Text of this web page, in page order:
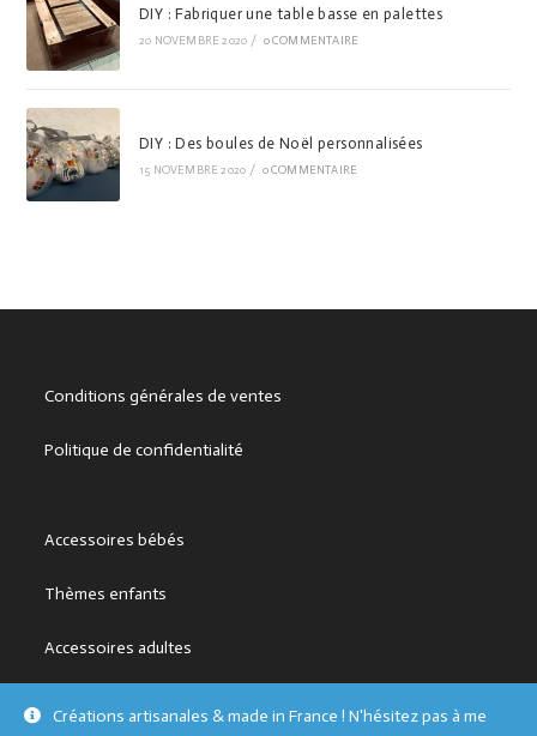
DIY : Fabriquer une table basse en palettes
20 NOVEMBRE 2020 / 0 COMMENTAIRE
DIY : Des boules de Noël personnalisées
15 NOVEMBRE 2020 / 0 COMMENTAIRE
Conditions générales de ventes
Politique de confidentialité
Accessoires bébés
Thèmes enfants
Accessoires adultes
Créations artisanales & made in France ! N'hésitez pas à me